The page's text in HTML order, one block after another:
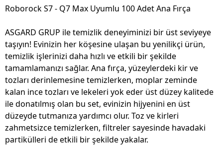
Roborock S7 - Q7 Max Uyumlu 100 Adet Ana Fırça
ASGARD GRUP ile temizlik deneyiminizi bir üst seviyeye
taşıyın! Evinizin her köşesine ulaşan bu yenilikçi ürün,
temizlik işlerinizi daha hızlı ve etkili bir şekilde
tamamlamanızı sağlar. Ana fırça, yüzeylerdeki kir ve
tozları derinlemesine temizlerken, moplar zeminde
kalan ince tozları ve lekeleri yok eder üst düzey kalitede
ile donatılmış olan bu set, evinizin hijyenini en üst
düzeyde tutmanıza yardımcı olur. Toz ve kirleri
zahmetsizce temizlerken, filtreler sayesinde havadaki
partikülleri de etkili bir şekilde yakalar.